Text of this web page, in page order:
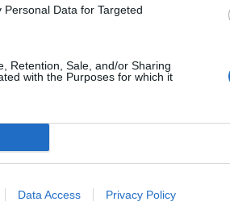
Data for Targeted
Retention, Sale, and/or Sharing
with the Purposes for which it
Data Access Privacy Policy
θα έρθουμε σε επαφή με
σε τόπους μοναδικούς.
δυσκολίας.